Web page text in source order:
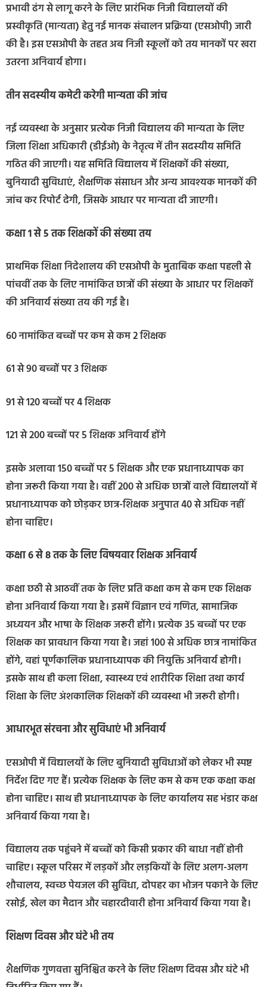
प्रभावी ढंग से लागू करने के लिए प्रारंभिक निजी विद्यालयों की
प्रस्वीकृति (मान्यता) हेतु नई मानक संचालन प्रक्रिया (एसओपी) जारी
की है। इस एसओपी के तहत अब निजी स्कूलों को तय मानकों पर खरा
उतरना अनिवार्य होगा।
तीन सदस्यीय कमेटी करेगी मान्यता की जांच
नई व्यवस्था के अनुसार प्रत्येक निजी विद्यालय की मान्यता के लिए
जिला शिक्षा अधिकारी (डीईओ) के नेतृत्व में तीन सदस्यीय समिति
गठित की जाएगी। यह समिति विद्यालय में शिक्षकों की संख्या,
बुनियादी सुविधाएं, शैक्षणिक संसाधन और अन्य आवश्यक मानकों की
जांच कर रिपोर्ट देगी, जिसके आधार पर मान्यता दी जाएगी।
कक्षा 1 से 5 तक शिक्षकों की संख्या तय
प्राथमिक शिक्षा निदेशालय की एसओपी के मुताबिक कक्षा पहली से
पांचवीं तक के लिए नामांकित छात्रों की संख्या के आधार पर शिक्षकों
की अनिवार्य संख्या तय की गई है।
60 नामांकित बच्चों पर कम से कम 2 शिक्षक
61 से 90 बच्चों पर 3 शिक्षक
91 से 120 बच्चों पर 4 शिक्षक
121 से 200 बच्चों पर 5 शिक्षक अनिवार्य होंगे
इसके अलावा 150 बच्चों पर 5 शिक्षक और एक प्रधानाध्यापक का
होना जरूरी किया गया है। वहीं 200 से अधिक छात्रों वाले विद्यालयों में
प्रधानाध्यापक को छोड़कर छात्र-शिक्षक अनुपात 40 से अधिक नहीं
होना चाहिए।
कक्षा 6 से 8 तक के लिए विषयवार शिक्षक अनिवार्य
कक्षा छठी से आठवीं तक के लिए प्रति कक्षा कम से कम एक शिक्षक
होना अनिवार्य किया गया है। इसमें विज्ञान एवं गणित, सामाजिक
अध्ययन और भाषा के शिक्षक जरूरी होंगे। प्रत्येक 35 बच्चों पर एक
शिक्षक का प्रावधान किया गया है। जहां 100 से अधिक छात्र नामांकित
होंगे, वहां पूर्णकालिक प्रधानाध्यापक की नियुक्ति अनिवार्य होगी।
इसके साथ ही कला शिक्षा, स्वास्थ्य एवं शारीरिक शिक्षा तथा कार्य
शिक्षा के लिए अंशकालिक शिक्षकों की व्यवस्था भी जरूरी होगी।
आधारभूत संरचना और सुविधाएं भी अनिवार्य
एसओपी में विद्यालयों के लिए बुनियादी सुविधाओं को लेकर भी स्पष्ट
निर्देश दिए गए हैं। प्रत्येक शिक्षक के लिए कम से कम एक कक्षा कक्ष
होना चाहिए। साथ ही प्रधानाध्यापक के लिए कार्यालय सह भंडार कक्ष
अनिवार्य किया गया है।
विद्यालय तक पहुंचने में बच्चों को किसी प्रकार की बाधा नहीं होनी
चाहिए। स्कूल परिसर में लड़कों और लड़कियों के लिए अलग-अलग
शौचालय, स्वच्छ पेयजल की सुविधा, दोपहर का भोजन पकाने के लिए
रसोई, खेल का मैदान और चहारदीवारी होना अनिवार्य किया गया है।
शिक्षण दिवस और घंटे भी तय
शैक्षणिक गुणवत्ता सुनिश्चित करने के लिए शिक्षण दिवस और घंटे भी